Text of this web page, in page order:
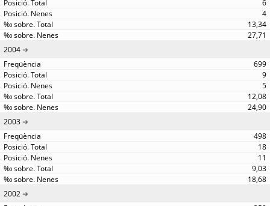
6
4
13,34
27,71
2004
699
9
5
12,08
24,90
2003
498
18
11
9,03
18,68
2002